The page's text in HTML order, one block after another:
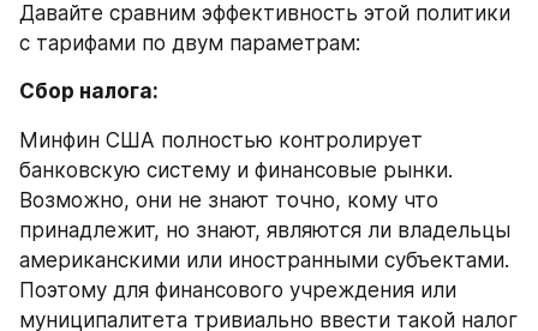
Давайте сравним эффективность этой политики
с тарифами по двум параметрам:
Сбор налога:
Минфин США полностью контролирует
банковскую систему и финансовые рынки.
Возможно, они не знают точно, кому что
принадлежит, но знают, являются ли владельцы
американскими или иностранными субъектами.
Поэтому для финансового учреждения или
муниципалитета тривиально ввести такой налог